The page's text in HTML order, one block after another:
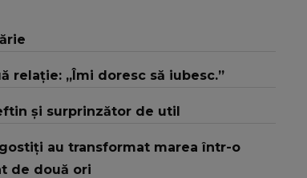
relație: „Îmi doresc să iubesc.”
și surprinzător de util
au transformat marea într-o
de două ori